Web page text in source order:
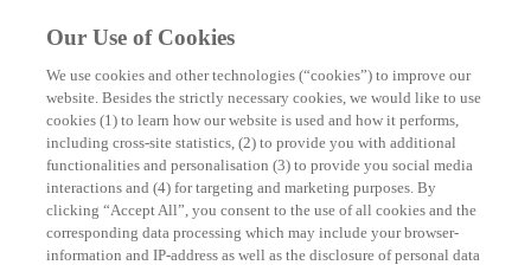
MS Nurse Bereich
Mit grundlegenden Informationen zur Multiplen Sklerose
sowie hilfreichen Tipps für die Patientenbetreuung möchten
wir Sie in Ihrem Praxisalltag unterstützen. Schauen Sie
regelmäßig im MS Nurse Bereich vorbei: Wir erweitern
unsere Inhalte und Services stetig für Sie.
Our Use of Cookies
We use cookies and other technologies (“cookies”) to improve our
website. Besides the strictly necessary cookies, we would like to use
cookies (1) to learn how our website is used and how it performs,
including cross-site statistics, (2) to provide you with additional
functionalities and personalisation (3) to provide you social media
interactions and (4) for targeting and marketing purposes. By
clicking “Accept All”, you consent to the use of all cookies and the
corresponding data processing which may include your browser-
information and IP-address as well as the disclosure of personal data